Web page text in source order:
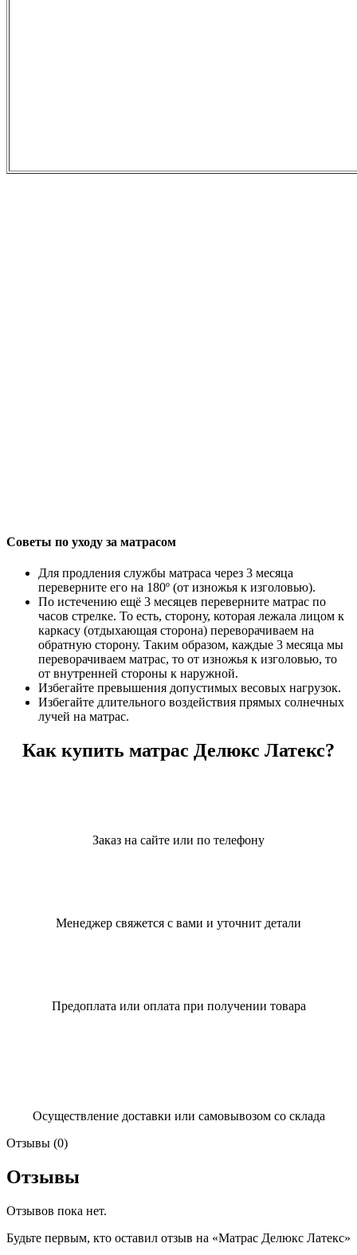
Советы по уходу за матрасом
Для продления службы матраса через 3 месяца
переверните его на 180º (от изножья к изголовью).
По истечению ещё 3 месяцев переверните матрас по
часов стрелке. То есть, сторону, которая лежала лицом к
каркасу (отдыхающая сторона) переворачиваем на
обратную сторону. Таким образом, каждые 3 месяца мы
переворачиваем матрас, то от изножья к изголовью, то
от внутренней стороны к наружной.
Избегайте превышения допустимых весовых нагрузок.
Избегайте длительного воздействия прямых солнечных
лучей на матрас.
Как купить матрас Делюкс Латекс?
Заказ на сайте или по телефону
Менеджер свяжется с вами и уточнит детали
Предоплата или оплата при получении товара
Осуществление доставки или самовывозом со склада
Отзывы (0)
Отзывы
Отзывов пока нет.
Будьте первым, кто оставил отзыв на «Матрас Делюкс Латекс»